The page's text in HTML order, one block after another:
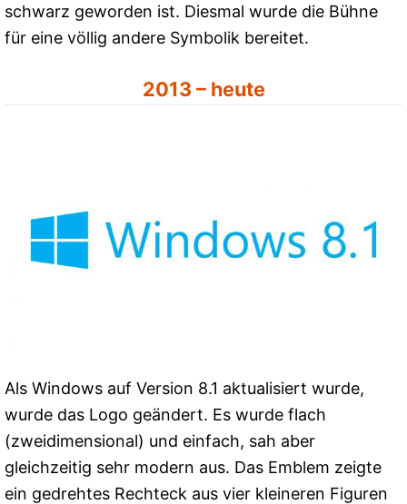
schwarz geworden ist. Diesmal wurde die Bühne
für eine völlig andere Symbolik bereitet.
2013 – heute
Als Windows auf Version 8.1 aktualisiert wurde,
wurde das Logo geändert. Es wurde flach
(zweidimensional) und einfach, sah aber
gleichzeitig sehr modern aus. Das Emblem zeigte
ein gedrehtes Rechteck aus vier kleineren Figuren